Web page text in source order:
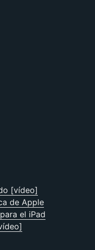
[vídeo]
de Apple
el iPad